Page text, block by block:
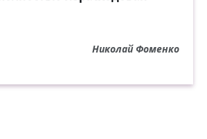
Николай Фоменко